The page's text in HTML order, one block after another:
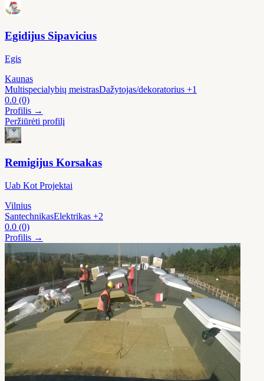
Egidijus Sipavicius
Egis
Kaunas
Multispecialybių meistrasDažytojas/dekoratorius +1
0.0 (0)
Profilis →
Peržiūrėti profilį
Remigijus Korsakas
Uab Kot Projektai
Vilnius
SantechnikasElektrikas +2
0.0 (0)
Profilis →